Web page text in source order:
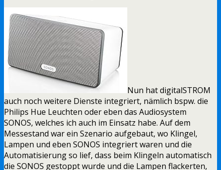
Nun hat digitalSTROM
auch noch weitere Dienste integriert, nämlich bspw. die
Philips Hue Leuchten oder eben das Audiosystem
SONOS, welches ich auch im Einsatz habe. Auf dem
Messestand war ein Szenario aufgebaut, wo Klingel,
Lampen und eben SONOS integriert waren und die
Automatisierung so lief, dass beim Klingeln automatisch
die SONOS gestoppt wurde und die Lampen flackerten,